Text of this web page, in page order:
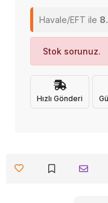
Havale/EFT ile
Stok sorunuz.
Hızlı Gönderi